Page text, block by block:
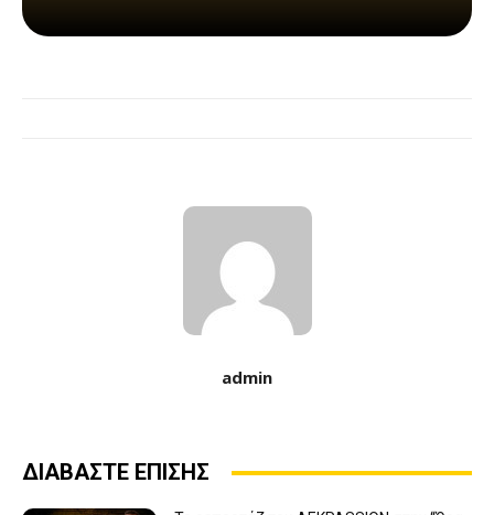
admin
ΔΙΑΒΑΣΤΕ ΕΠΙΣΗΣ